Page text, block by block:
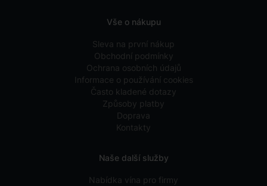
Vše o nákupu
Sleva na první nákup
Obchodní podmínky
Ochrana osobních údajů
Informace o používání cookies
Často kladené dotazy
Způsoby platby
Doprava
Kontakty
Naše další služby
Nabídka vína pro firmy